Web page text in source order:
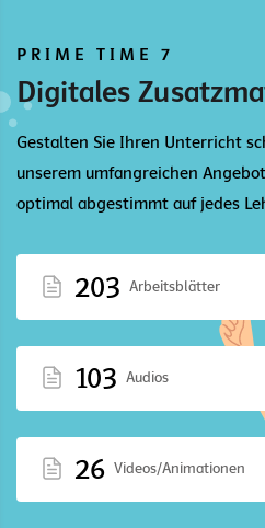
PRIME TIME 7
Digitales
Gestalten Sie Ihren Unterricht
unserem umfangreichen
optimal abgestimmt auf jedes
203 Arbeitsblätter
103 Audios
26 Videos/Animationen